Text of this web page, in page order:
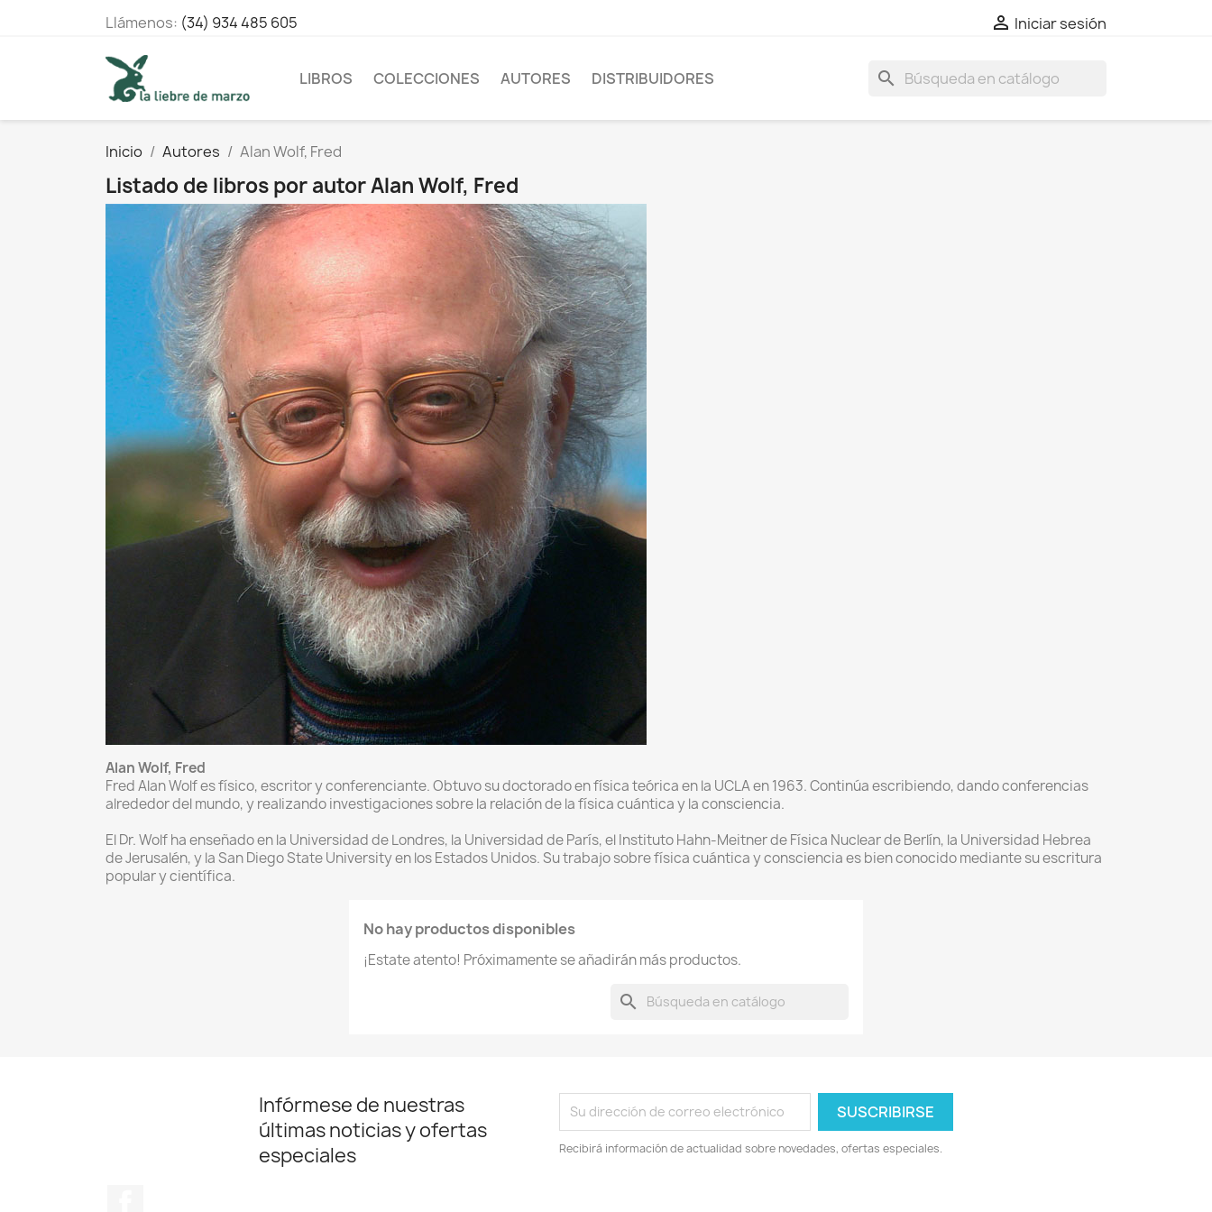
Llámenos: (34) 934 485 605  Iniciar sesión
LIBROS COLECCIONES AUTORES DISTRIBUIDORES search
Inicio Autores Alan Wolf, Fred
Listado de libros por autor Alan Wolf, Fred
Alan Wolf, Fred
Fred Alan Wolf es físico, escritor y conferenciante. Obtuvo su doctorado en física teórica en la UCLA en 1963. Continúa escribiendo, dando conferencias
alrededor del mundo, y realizando investigaciones sobre la relación de la física cuántica y la consciencia.
El Dr. Wolf ha enseñado en la Universidad de Londres, la Universidad de París, el Instituto Hahn-Meitner de Física Nuclear de Berlín, la Universidad Hebrea
de Jerusalén, y la San Diego State University en los Estados Unidos. Su trabajo sobre física cuántica y consciencia es bien conocido mediante su escritura
popular y científica.
No hay productos disponibles
¡Estate atento! Próximamente se añadirán más productos.
search
Infórmese de nuestras
últimas noticias y ofertas
especiales
Recibirá información de actualidad sobre novedades, ofertas especiales.